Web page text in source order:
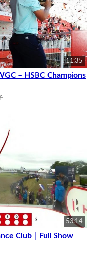
11:35
– HSBC Champions
53:14
Club｜Full Show